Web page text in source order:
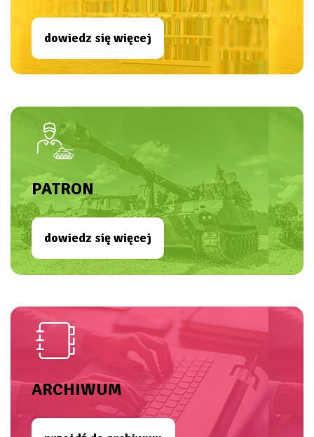
dowiedz się więcej
PATRON
dowiedz się więcej
ARCHIWUM